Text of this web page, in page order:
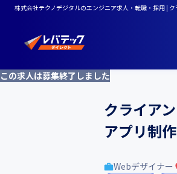
株式会社テクノデジタルのエンジニア求人・転職・採用 |
この求人は募集終了しました
クライア
アプリ制
Webデザイナー